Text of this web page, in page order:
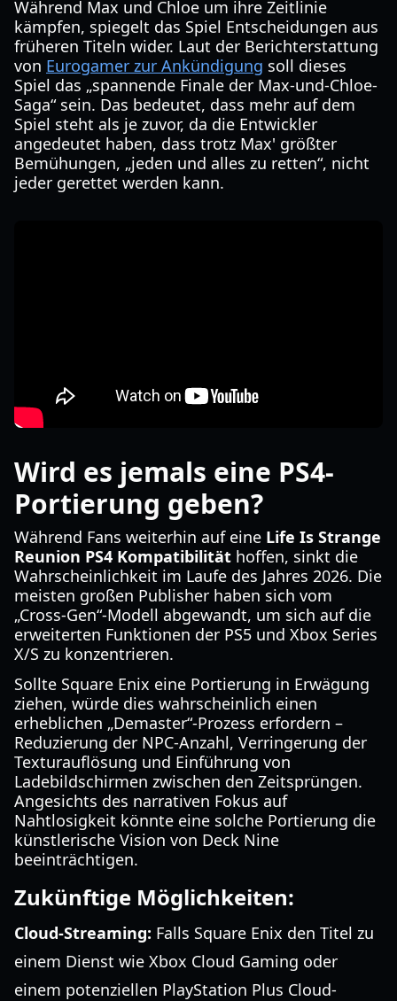
Während Max und Chloe um ihre Zeitlinie
kämpfen, spiegelt das Spiel Entscheidungen aus
früheren Titeln wider. Laut der Berichterstattung
von Eurogamer zur Ankündigung soll dieses
Spiel das „spannende Finale der Max-und-Chloe-
Saga“ sein. Das bedeutet, dass mehr auf dem
Spiel steht als je zuvor, da die Entwickler
angedeutet haben, dass trotz Max' größter
Bemühungen, „jeden und alles zu retten“, nicht
jeder gerettet werden kann.
Wird es jemals eine PS4-
Portierung geben?
Während Fans weiterhin auf eine Life Is Strange
Reunion PS4 Kompatibilität hoffen, sinkt die
Wahrscheinlichkeit im Laufe des Jahres 2026. Die
meisten großen Publisher haben sich vom
„Cross-Gen“-Modell abgewandt, um sich auf die
erweiterten Funktionen der PS5 und Xbox Series
X/S zu konzentrieren.
Sollte Square Enix eine Portierung in Erwägung
ziehen, würde dies wahrscheinlich einen
erheblichen „Demaster“-Prozess erfordern –
Reduzierung der NPC-Anzahl, Verringerung der
Texturauflösung und Einführung von
Ladebildschirmen zwischen den Zeitsprüngen.
Angesichts des narrativen Fokus auf
Nahtlosigkeit könnte eine solche Portierung die
künstlerische Vision von Deck Nine
beeinträchtigen.
Zukünftige Möglichkeiten:
Cloud-Streaming: Falls Square Enix den Titel zu
einem Dienst wie Xbox Cloud Gaming oder
einem potenziellen PlayStation Plus Cloud-